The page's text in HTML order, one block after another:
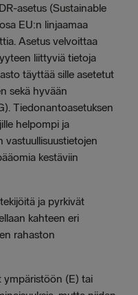
asetus (Sustainable
EU:n linjaamaa
Asetus velvoittaa
liittyviä tietoja
täyttää sille asetetut
sekä hyvään
Tiedonantoasetuksen
helpompi ja
vastuullisuustietojen
kestäviin
ja pyrkivät
kahteen eri
rahaston
ympäristöön (E) tai